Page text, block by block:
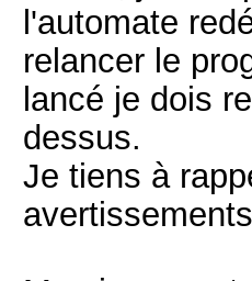
l'automate
relancer le
lancé je dois
dessus.
Je tiens à